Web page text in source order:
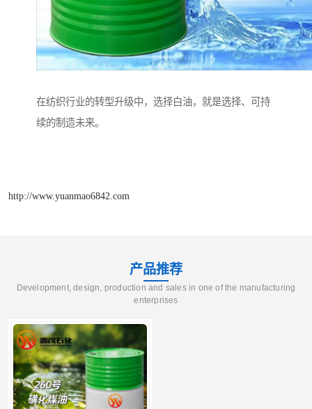
在纺织行业的转型升级中，选择白油，就是选择、可持
续的制造未来。
http://www.yuanmao6842.com
产品推荐
Development, design, production and sales in one of the manufacturing
enterprises